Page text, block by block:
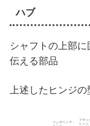
ハブ
シャフトの上部
伝える部品
上述したヒンジ